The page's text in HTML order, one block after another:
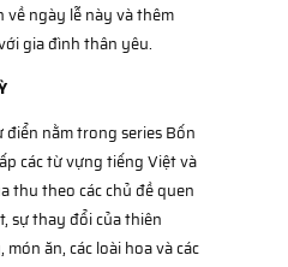
về ngày lễ này và thêm
gia đình thân yêu.
điển nằm trong series Bốn
các từ vựng tiếng Việt và
thu theo các chủ đề quen
sự thay đổi của thiên
ăn, các loài hoa và các